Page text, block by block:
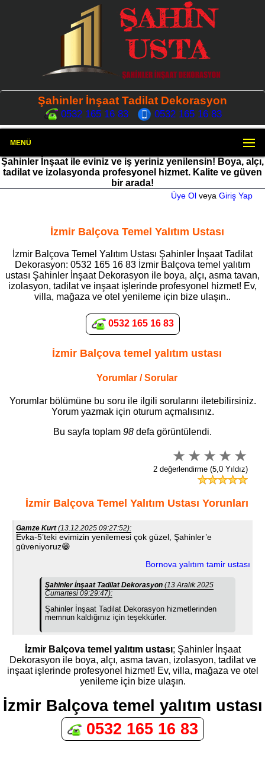
Şahinler İnşaat Tadilat Dekorasyon
0532 165 16 83 0532 165 16 83
MENÜ
Şahinler İnşaat ile eviniz ve iş yeriniz yenilensin! Boya, alçı,
tadilat ve izolasyonda profesyonel hizmet. Kalite ve güven
bir arada!
Üye Ol veya Giriş Yap
İzmir Balçova Temel Yalıtım Ustası
İzmir Balçova Temel Yalıtım Ustası Şahinler İnşaat Tadilat
Dekorasyon: 0532 165 16 83 İzmir Balçova temel yalıtım
ustası Şahinler İnşaat Dekorasyon ile boya, alçı, asma tavan,
izolasyon, tadilat ve inşaat işlerinde profesyonel hizmet! Ev,
villa, mağaza ve otel yenileme için bize ulaşın..
0532 165 16 83
İzmir Balçova temel yalıtım ustası
Yorumlar / Sorular
Yorumlar bölümüne bu soru ile ilgili sorularını iletebilirsiniz.
Yorum yazmak için oturum açmalısınız.
Bu sayfa toplam 98 defa görüntülendi.
2 değerlendirme (5,0 Yıldız)
İzmir Balçova Temel Yalıtım Ustası Yorunları
Gamze Kurt(13.12.2025 09:27:52):
Evka-5’teki evimizin yenilemesi çok güzel, Şahinler’e
güveniyoruz😁
Bornova yalıtım tamir ustası
Şahinler İnşaat Tadilat Dekorasyon(13 Aralık 2025
Cumartesi 09:29:47):
Şahinler İnşaat Tadilat Dekorasyon hizmetlerinden
memnun kaldığınız için teşekkürler.
İzmir Balçova temel yalıtım ustası; Şahinler İnşaat
Dekorasyon ile boya, alçı, asma tavan, izolasyon, tadilat ve
inşaat işlerinde profesyonel hizmet! Ev, villa, mağaza ve otel
yenileme için bize ulaşın.
İzmir Balçova temel yalıtım ustası
0532 165 16 83